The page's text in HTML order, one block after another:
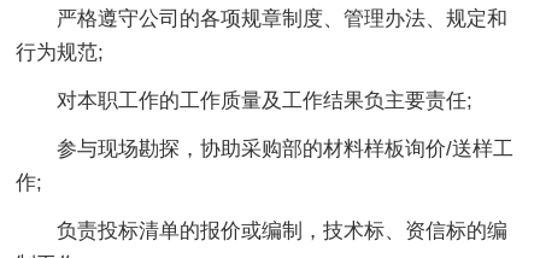
严格遵守公司的各项规章制度、管理办法、规定和
行为规范;
对本职工作的工作质量及工作结果负主要责任;
参与现场勘探，协助采购部的材料样板询价/送样工
作;
负责投标清单的报价或编制，技术标、资信标的编